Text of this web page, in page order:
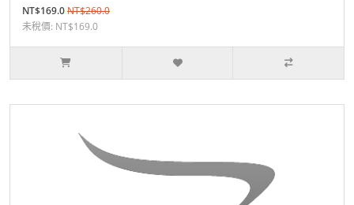
NT$169.0NT$260.0
未稅價: NT$169.0